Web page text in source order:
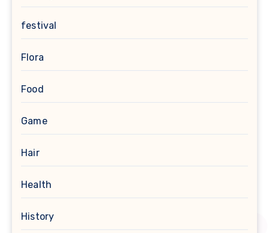
festival
Flora
Food
Game
Hair
Health
History